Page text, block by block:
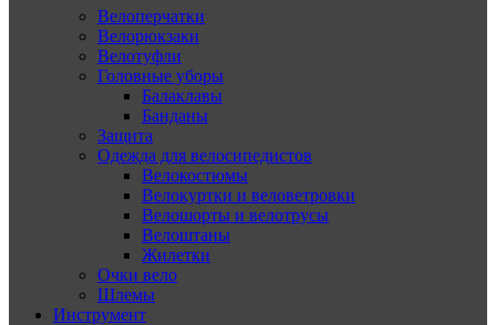
Велоперчатки
Велорюкзаки
Велотуфли
Головные уборы
Балаклавы
Банданы
Защита
Одежда для велосипедистов
Велокостюмы
Велокуртки и веловетровки
Велошорты и велотрусы
Велоштаны
Жилетки
Очки вело
Шлемы
Инструмент